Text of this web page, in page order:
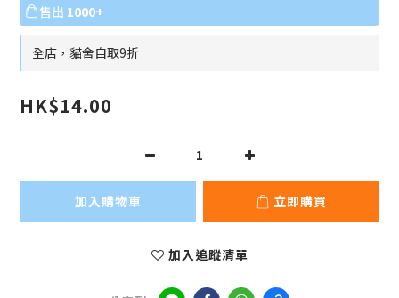
售出 1000+
全店，貓舍自取9折
HK$14.00
加入購物車 立即購買
加入追蹤清單